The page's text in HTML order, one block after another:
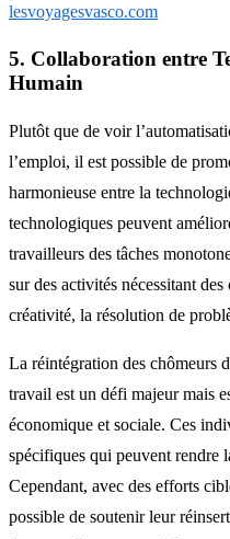
lesvoyagesvasco.com
5. Collaboration entre
Humain
Plutôt que de voir
l’emploi, il est possible de
harmonieuse entre la
technologiques peuvent
travailleurs des tâches
sur des activités nécessitant
créativité, la résolution de
La réintégration des chômeurs
travail est un défi majeur mais
économique et sociale. Ces
spécifiques qui peuvent rendre
Cependant, avec des efforts
possible de soutenir leur